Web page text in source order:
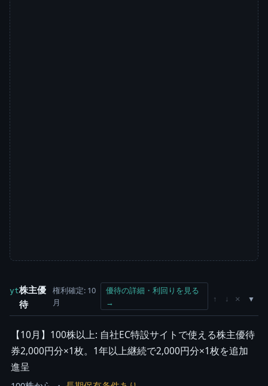
yt株主優
待
権利確定: 10
月
優待の詳細・利回りを見る
→
↑ ↓ ×
【10月】100株以上: 自社EC特設サイトで使える株主優待
券2,000円分×1枚。1年以上継続で2,000円分×1枚を追加
進呈